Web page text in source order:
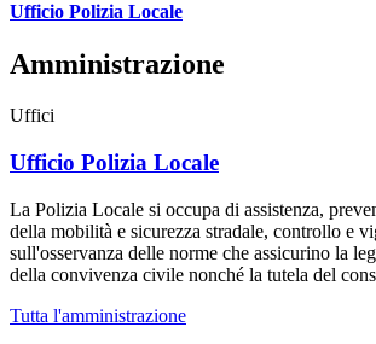
Ufficio Polizia Locale
Amministrazione
Uffici
Ufficio Polizia Locale
La Polizia Locale si occupa di assistenza,
della mobilità e sicurezza stradale, controllo e
sull'osservanza delle norme che assicurino la
della convivenza civile nonché la tutela del
Tutta l'amministrazione